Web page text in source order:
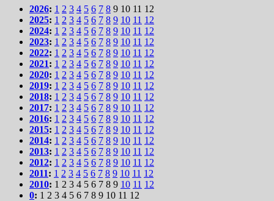
2026: 1 2 3 4 5 6 7 8 9 10 11 12
2025: 1 2 3 4 5 6 7 8 9 10 11 12
2024: 1 2 3 4 5 6 7 8 9 10 11 12
2023: 1 2 3 4 5 6 7 8 9 10 11 12
2022: 1 2 3 4 5 6 7 8 9 10 11 12
2021: 1 2 3 4 5 6 7 8 9 10 11 12
2020: 1 2 3 4 5 6 7 8 9 10 11 12
2019: 1 2 3 4 5 6 7 8 9 10 11 12
2018: 1 2 3 4 5 6 7 8 9 10 11 12
2017: 1 2 3 4 5 6 7 8 9 10 11 12
2016: 1 2 3 4 5 6 7 8 9 10 11 12
2015: 1 2 3 4 5 6 7 8 9 10 11 12
2014: 1 2 3 4 5 6 7 8 9 10 11 12
2013: 1 2 3 4 5 6 7 8 9 10 11 12
2012: 1 2 3 4 5 6 7 8 9 10 11 12
2011: 1 2 3 4 5 6 7 8 9 10 11 12
2010: 1 2 3 4 5 6 7 8 9 10 11 12
0: 1 2 3 4 5 6 7 8 9 10 11 12